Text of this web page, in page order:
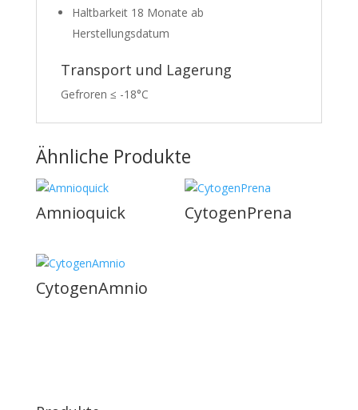
Haltbarkeit 18 Monate ab
Herstellungsdatum
Transport und Lagerung
Gefroren ≤ -18°C
Ähnliche Produkte
Amnioquick CytogenPrena
CytogenAmnio